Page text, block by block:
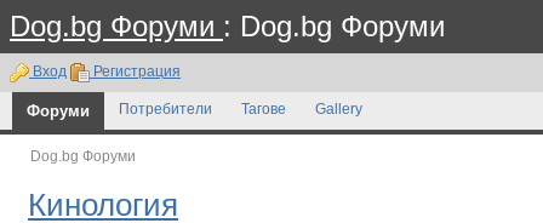
Dog.bg Форуми : Dog.bg Форуми
Вход Регистрация
Форуми Потребители Тагове Gallery
Dog.bg Форуми
Кинология